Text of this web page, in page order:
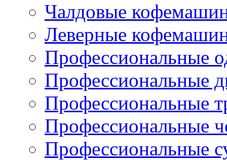
Чалдовые
Леверные
Профессиональные
Профессиональные
Профессиональные
Профессиональные
Профессиональные